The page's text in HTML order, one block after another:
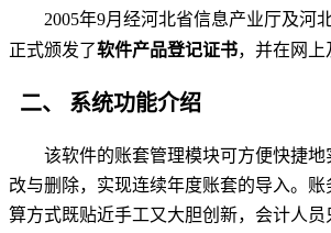
2005年9月经河北省信息产业厅及河
正式颁发了软件产品登记证书，并在网上
二、 系统功能介绍
该软件的账套管理模块可方便快捷
改与删除，实现连续年度账套的导入。
算方式既贴近手工又大胆创新，会计人